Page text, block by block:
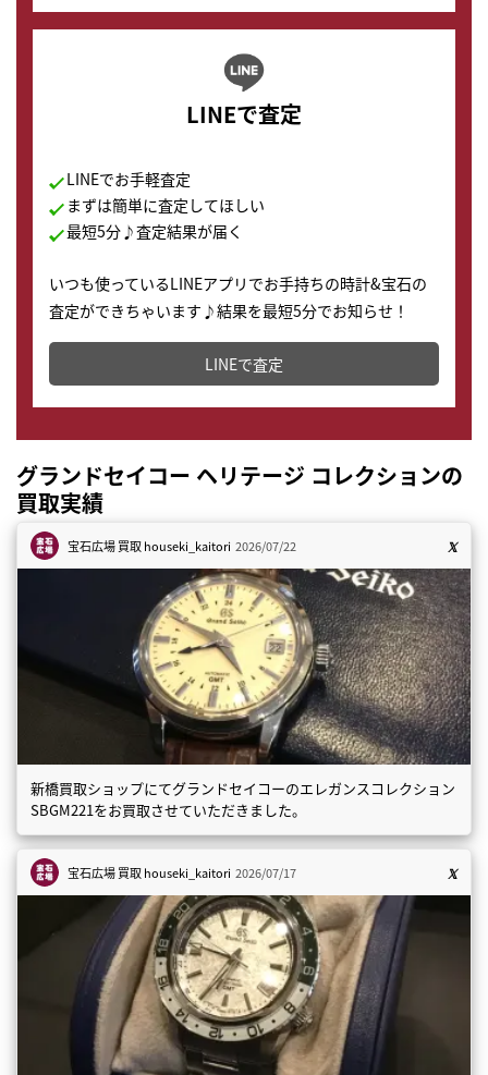
LINEで査定
LINEでお手軽査定
まずは簡単に査定してほしい
最短5分♪査定結果が届く
いつも使っているLINEアプリでお手持ちの時計&宝石の
査定ができちゃいます♪結果を最短5分でお知らせ！
どこからでもすぐに査定金額を知ることが出来ます。
LINEで査定
グランドセイコー ヘリテージ コレクションの
買取実績
宝石広場 買取houseki_kaitori 2026/07/22
新橋買取ショップにてグランドセイコーのエレガンスコレクション
SBGM221をお買取させていただきました。
宝石広場 買取houseki_kaitori 2026/07/17